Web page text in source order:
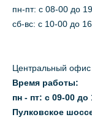
пн-пт: c 08-00 до
сб-вс: с 10-00 до
Центральный офис
Время работы:
пн - пт: с 09-00 до
Пулковское